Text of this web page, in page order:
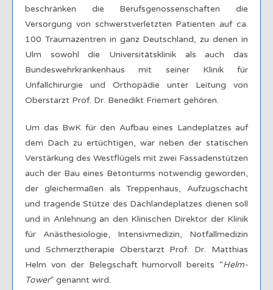
beschränken die Berufsgenossenschaften die
Versorgung von schwerstverletzten Patienten auf ca.
100 Traumazentren in ganz Deutschland, zu denen in
Ulm sowohl die Universitätsklinik als auch das
Bundeswehrkrankenhaus mit seiner Klinik für
Unfallchirurgie und Orthopädie unter Leitung von
Oberstarzt Prof. Dr. Benedikt Friemert gehören.
Um das BwK für den Aufbau eines Landeplatzes auf
dem Dach zu ertüchtigen, war neben der statischen
Verstärkung des Westflügels mit zwei Fassadenstützen
auch der Bau eines Betonturms notwendig geworden,
der gleichermaßen als Treppenhaus, Aufzugschacht
und tragende Stütze des Dachlandeplatzes dienen soll
und in Anlehnung an den Klinischen Direktor der Klinik
für Anästhesiologie, Intensivmedizin, Notfallmedizin
und Schmerztherapie Oberstarzt Prof. Dr. Matthias
Helm von der Belegschaft humorvoll bereits “Helm-
Tower” genannt wird.